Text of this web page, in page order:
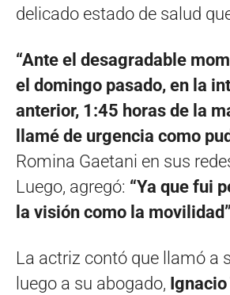
delicado estado de salud
“Ante el desagradable
el domingo pasado, en la
anterior, 1:45 horas de la
llamé de urgencia como
Romina Gaetani en sus
Luego, agregó: “Ya que fui
la visión como la
La actriz contó que llamó a
luego a su abogado,